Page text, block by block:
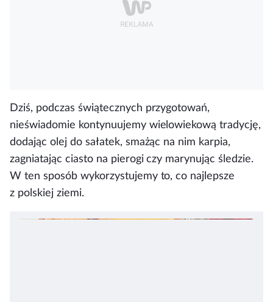
Dziś, podczas świątecznych przygotowań,
nieświadomie kontynuujemy wielowiekową tradycję,
dodając olej do sałatek, smażąc na nim karpia,
zagniatając ciasto na pierogi czy marynując śledzie.
W ten sposób wykorzystujemy to, co najlepsze
z polskiej ziemi.